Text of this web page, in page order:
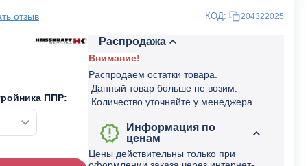
отзыв КОД: 204322025
ППР:
Распродажа
Внимание!
Распродаем остатки товара.
Данный товар больше не возим.
Количество уточняйте у менеджера.
Информация по
ценам
Цены действительны только при